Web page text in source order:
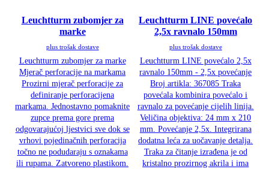
Leuchtturm zubomjer za
marke
plus trošak dostave
Leuchtturm zubomjer za marke
Mjerač perforacije na markama
Prozirni mjerač perforacije za
definiranje perforacijena
markama. Jednostavno pomaknite
zupce prema gore prema
odgovarajućoj ljestvici sve dok se
vrhovi pojedinačnih perforacija
točno ne podudaraju s oznakama
ili rupama. Zatvoreno plastikom.
Leuchtturm LINE povećalo
2,5x ravnalo 150mm
plus trošak dostave
Leuchtturm LINE povećalo 2,5x
ravnalo 150mm - 2,5x povećanje
Broj artikla: 367085 Traka
povećala kombinira povećalo i
ravnalo za povećanje cijelih linija.
Veličina objektiva: 24 mm x 210
mm. Povećanje 2,5x. Integrirana
dodatna leća za uočavanje detalja.
Traka za čitanje izrađena je od
kristalno prozirnog akrila i ima